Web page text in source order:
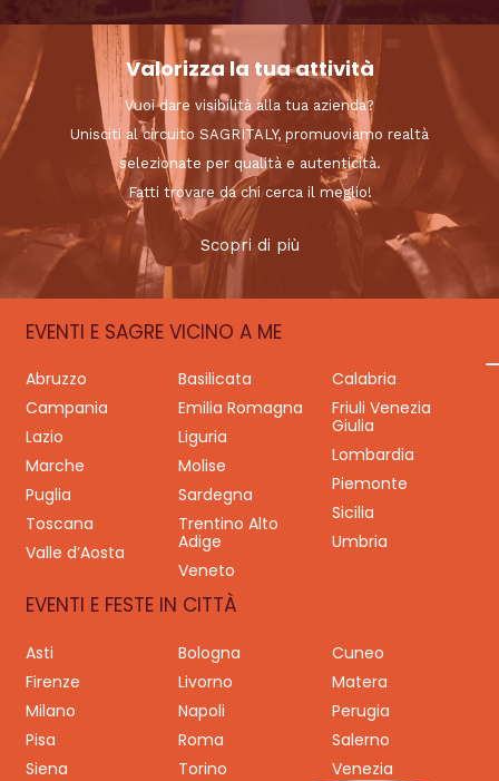
Valorizza la tua attività
Vuoi dare visibilità alla tua azienda?
Unisciti al circuito SAGRITALY, promuoviamo realtà
selezionate per qualità e autenticità.
Fatti trovare da chi cerca il meglio!
Scopri di più
EVENTI E SAGRE VICINO A ME
Abruzzo Basilicata
Calabria
Campania
Emilia Romagna
Friuli Venezia
Giulia
Lazio
Liguria
Lombardia
Marche
Molise
Piemonte
Puglia
Sardegna
Sicilia
Toscana
Trentino Alto
Adige
Umbria
Valle d’Aosta
Veneto
EVENTI E FESTE IN CITTÀ
Asti Bologna
Cuneo
Firenze
Livorno
Matera
Milano
Napoli
Perugia
Pisa
Roma
Salerno
Siena
Torino Venezia